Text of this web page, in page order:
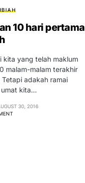
10 hari pertama
kita yang telah maklum
malam-malam terakhir
Tetapi adakah ramai
kita…
30, 2016